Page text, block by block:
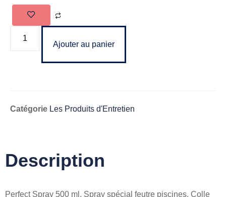
Ajouter au panier
Catégorie Les Produits d'Entretien
Description
Perfect Spray 500 ml. Spray spécial feutre piscines. Colle